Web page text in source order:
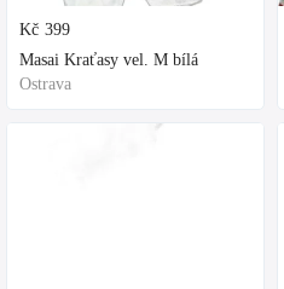
Kč 399
Masai Kraťasy vel. M bílá
Ostrava